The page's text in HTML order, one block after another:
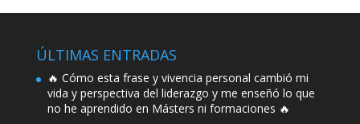
ÚLTIMAS ENTRADAS
🔥 Cómo esta frase y vivencia personal cambió mi
vida y perspectiva del liderazgo y me enseñó lo que
no he aprendido en Másters ni formaciones 🔥